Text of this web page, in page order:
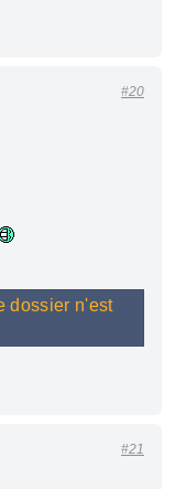
#20
dossier n'est
#21